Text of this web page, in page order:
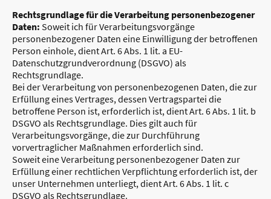
Rechtsgrundlage für die Verarbeitung personenbezogener
Daten: Soweit ich für Verarbeitungsvorgänge
personenbezogener Daten eine Einwilligung der betroffenen
Person einhole, dient Art. 6 Abs. 1 lit. a EU-
Datenschutzgrundverordnung (DSGVO) als
Rechtsgrundlage.
Bei der Verarbeitung von personenbezogenen Daten, die zur
Erfüllung eines Vertrages, dessen Vertragspartei die
betroffene Person ist, erforderlich ist, dient Art. 6 Abs. 1 lit. b
DSGVO als Rechtsgrundlage. Dies gilt auch für
Verarbeitungsvorgänge, die zur Durchführung
vorvertraglicher Maßnahmen erforderlich sind.
Soweit eine Verarbeitung personenbezogener Daten zur
Erfüllung einer rechtlichen Verpflichtung erforderlich ist, der
unser Unternehmen unterliegt, dient Art. 6 Abs. 1 lit. c
DSGVO als Rechtsgrundlage.